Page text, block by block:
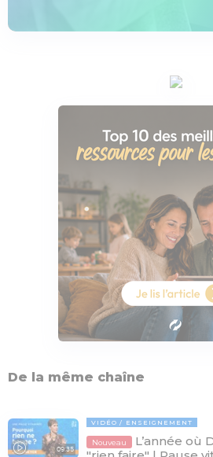
De la même chaîne
09:35
VIDÉO ENSEIGNEMENT
Nouveau
L’année où